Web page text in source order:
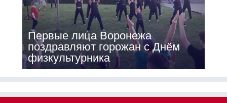
Первые лица Воронежа
поздравляют горожан с Днём
физкультурника